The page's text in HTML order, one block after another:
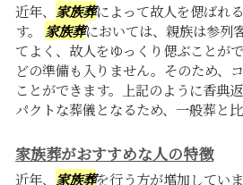
近年、 家族葬によって故人を偲ばれ
す。 家族葬においては、親族は参列
てよく、故人をゆっくり偲ぶことが
どの準備も入りません。そのため、
ことができます。上記のように香典
パクトな葬儀となるため、一般葬と
家族葬がおすすめな人の特徴
近年、 家族葬を行う方が増加していま